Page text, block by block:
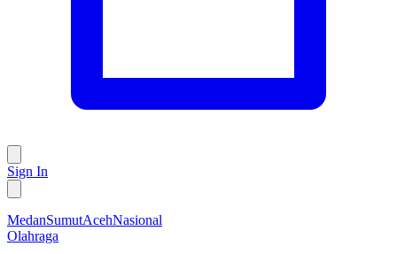
Sign In
MedanSumutAcehNasional
Olahraga